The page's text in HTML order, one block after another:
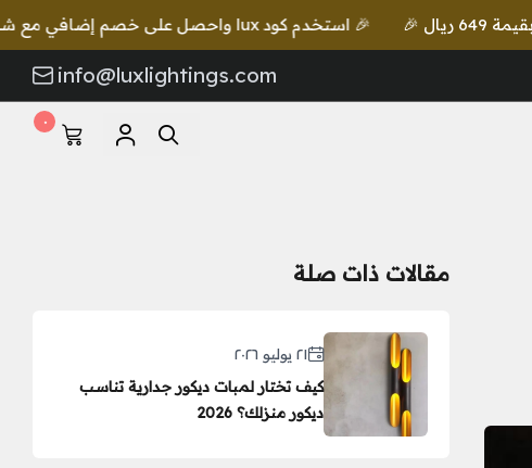
🎉 استخدم كود lux واحصل على خصم إضافي مع شحن مجاني للطلبات بقيمة 649 ريال 🎉
info@luxlightings.com
٠
مقالات ذات صلة
٢١ يوليو ٢٠٢٦
كيف تختار لمبات ديكور جدارية تناسب
ديكور منزلك؟ 2026